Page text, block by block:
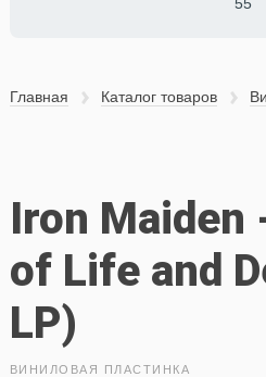
Главная Каталог товаров
Iron Maiden
of Life and
LP)
ВИНИЛОВАЯ ПЛАСТИНКА